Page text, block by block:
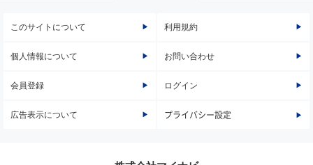
このサイトについて 利用規約
個人情報について お問い合わせ
会員登録 ログイン
広告表示について プライバシー設定